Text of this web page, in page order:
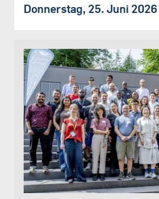
Donnerstag, 25. Juni 2026